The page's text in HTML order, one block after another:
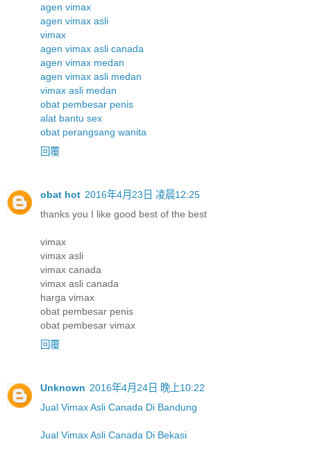
agen vimax
agen vimax asli
vimax
agen vimax asli canada
agen vimax medan
agen vimax asli medan
vimax asli medan
obat pembesar penis
alat bantu sex
obat perangsang wanita
回覆
obat hot 2016年4月23日 凌晨12:25
thanks you I like good best of the best
vimax
vimax asli
vimax canada
vimax asli canada
harga vimax
obat pembesar penis
obat pembesar vimax
回覆
Unknown 2016年4月24日 晚上10:22
Jual Vimax Asli Canada Di Bandung
Jual Vimax Asli Canada Di Bekasi